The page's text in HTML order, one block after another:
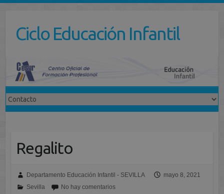
contenidoCiclo Educación Infantil
Regalito
Departamento Educación Infantil - SEVILLA
mayo 8, 2021
Sevilla
No hay comentarios